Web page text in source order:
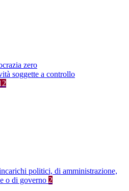
zero
soggette a controllo
politici, di amministrazione,
o di governo 2